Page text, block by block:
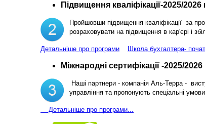
Підвищення кваліфікації-2025/2026
Пройшовши підвищення кваліфікації за
розраховувати на підвищення в кар'єрі і
Детальніше про програми Школа бухгалтера-
Міжнародні сертифікації -2025/2026
Наші партнери - компанія Аль-Терра -
управління та пропонують спеціальні
Детальніше про програми...